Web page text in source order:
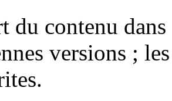
du contenu
versions ;